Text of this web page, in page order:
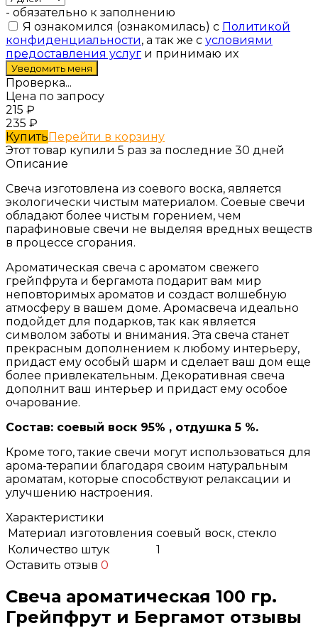
- обязательно к заполнению
Я ознакомился (ознакомилась) с Политикой
конфиденциальности, а так же с условиями
предоставления услуг и принимаю их
Проверка...
Цена по запросу
215 ₽
235 ₽
КупитьПерейти в корзину
Этот товар купили 5 раз за последние 30 дней
Описание
Свеча изготовлена из соевого воска, является
экологически чистым материалом. Соевые свечи
обладают более чистым горением, чем
парафиновые свечи не выделяя вредных веществ
в процессе сгорания.
Ароматическая свеча с ароматом свежего
грейпфрута и бергамота подарит вам мир
неповторимых ароматов и создаст волшебную
атмосферу в вашем доме. Аромасвеча идеально
подойдет для подарков, так как является
символом заботы и внимания. Эта свеча станет
прекрасным дополнением к любому интерьеру,
придаст ему особый шарм и сделает ваш дом еще
более привлекательным. Декоративная свеча
дополнит ваш интерьер и придаст ему особое
очарование.
Состав: соевый воск 95% , отдушка 5 %.
Кроме того, такие свечи могут использоваться для
арома-терапии благодаря своим натуральным
ароматам, которые способствуют релаксации и
улучшению настроения.
Характеристики
Материал изготовления соевый воск, стекло
Количество штук
1
Оставить отзыв 0
Свеча ароматическая 100 гр.
Грейпфрут и Бергамот отзывы